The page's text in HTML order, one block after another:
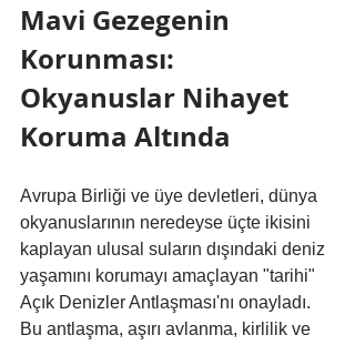
Mavi Gezegenin
Korunması:
Okyanuslar Nihayet
Koruma Altında
Avrupa Birliği ve üye devletleri, dünya
okyanuslarının neredeyse üçte ikisini
kaplayan ulusal suların dışındaki deniz
yaşamını korumayı amaçlayan "tarihi"
Açık Denizler Antlaşması'nı onayladı.
Bu antlaşma, aşırı avlanma, kirlilik ve